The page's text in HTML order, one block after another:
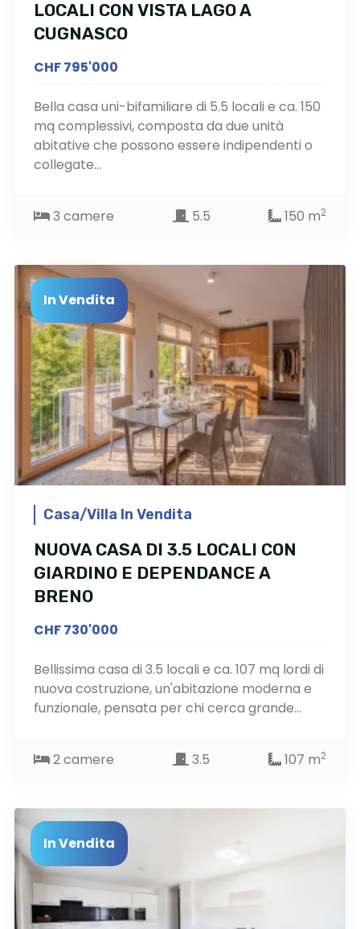
LOCALI CON VISTA LAGO A
CUGNASCO
CHF 795'000
Bella casa uni-bifamiliare di 5.5 locali e ca. 150
mq complessivi, composta da due unità
abitative che possono essere indipendenti o
collegate...
3 camere 5.5 150 m2
In Vendita
Casa/Villa In Vendita
NUOVA CASA DI 3.5 LOCALI CON
GIARDINO E DEPENDANCE A
BRENO
CHF 730'000
Bellissima casa di 3.5 locali e ca. 107 mq lordi di
nuova costruzione, un'abitazione moderna e
funzionale, pensata per chi cerca grande...
2 camere 3.5 107 m2
In Vendita